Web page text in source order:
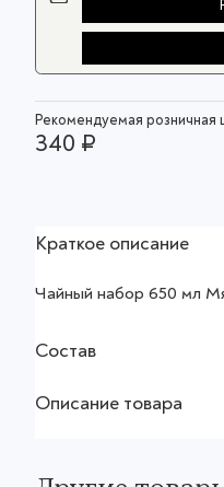
Рекомендуемая розничная
340 ₽
Краткое описание
Чайный набор 650 мл
Состав
Описание товара